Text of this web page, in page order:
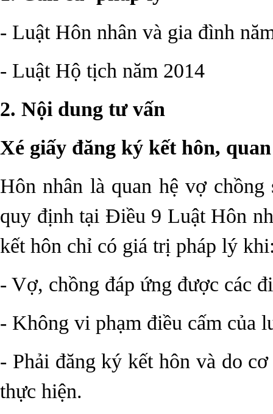
- Luật Hôn nhân và gia đình
- Luật Hộ tịch năm 2014
2. Nội dung tư vấn
Xé giấy đăng ký kết hôn,
Hôn nhân là quan hệ vợ
quy định tại Điều 9 Luật Hôn
kết hôn chỉ có giá trị pháp lý
- Vợ, chồng đáp ứng được các
- Không vi phạm điều cấm của
- Phải đăng ký kết hôn và do
thực hiện.